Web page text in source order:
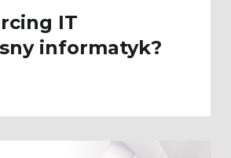
IT
informatyk?